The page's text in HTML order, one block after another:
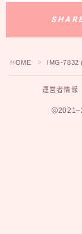
HOME ＞ IMG-7832
運営者情報